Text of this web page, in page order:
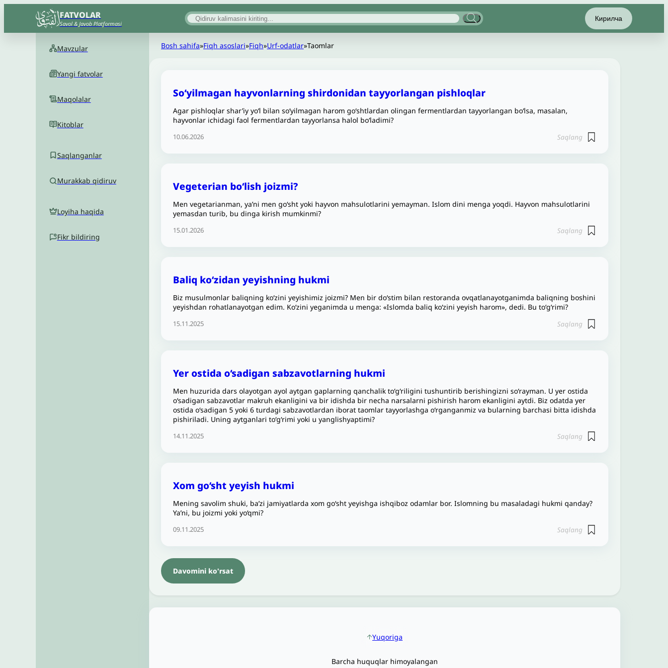
FATVOLAR
Savol & Javob Platformasi
Кирилча
Mavzular
Yangi fatvolar
Maqolalar
Kitoblar
Saqlanganlar
Murakkab qidiruv
Loyiha haqida
Fikr bildiring
Bosh sahifa»Fiqh asoslari»Fiqh»Urf-odatlar»Taomlar
So‘yilmagan hayvonlarning shirdonidan tayyorlangan pishloqlar
Agar pishloqlar shar’iy yo‘l bilan so‘yilmagan harom go‘shtlardan olingan fermentlardan tayyorlangan bo‘lsa, masalan,
hayvonlar ichidagi faol fermentlardan tayyorlansa halol bo‘ladimi?
10.06.2026 Saqlang
Vegeterian boʻlish joizmi?
Men vegetarianman, ya’ni men go‘sht yoki hayvon mahsulotlarini yemayman. Islom dini menga yoqdi. Hayvon mahsulotlarini
yemasdan turib, bu dinga kirish mumkinmi?
15.01.2026 Saqlang
Baliq ko‘zidan yeyishning hukmi
Biz musulmonlar baliqning ko‘zini yeyishimiz joizmi? Men bir do‘stim bilan restoranda ovqatlanayotganimda baliqning boshini
yeyishdan rohatlanayotgan edim. Ko‘zini yeganimda u menga: «Islomda baliq ko‘zini yeyish harom», dedi. Bu to‘g‘rimi?
15.11.2025 Saqlang
Yer ostida o‘sadigan sabzavotlarning hukmi
Men huzurida dars olayotgan ayol aytgan gaplarning qanchalik to‘g‘riligini tushuntirib berishingizni so‘rayman. U yer ostida
o‘sadigan sabzavotlar makruh ekanligini va bir idishda bir necha narsalarni pishirish harom ekanligini aytdi. Biz odatda yer
ostida o‘sadigan 5 yoki 6 turdagi sabzavotlardan iborat taomlar tayyorlashga o‘rganganmiz va bularning barchasi bitta idishda
pishiriladi. Uning aytganlari to‘g‘rimi yoki u yanglishyaptimi?
14.11.2025 Saqlang
Xom go‘sht yeyish hukmi
Mening savolim shuki, ba’zi jamiyatlarda xom go‘sht yeyishga ishqiboz odamlar bor. Islomning bu masaladagi hukmi qanday?
Ya’ni, bu joizmi yoki yo‘qmi?
09.11.2025 Saqlang
Davomini ko'rsat
Yuqoriga
Barcha huquqlar himoyalangan